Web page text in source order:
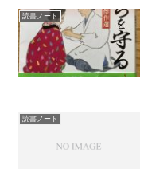
読書ノート
読書ノート